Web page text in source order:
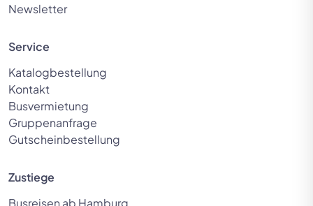
Newsletter
Service
Katalogbestellung
Kontakt
Busvermietung
Gruppenanfrage
Gutscheinbestellung
Zustiege
Busreisen ab Hamburg